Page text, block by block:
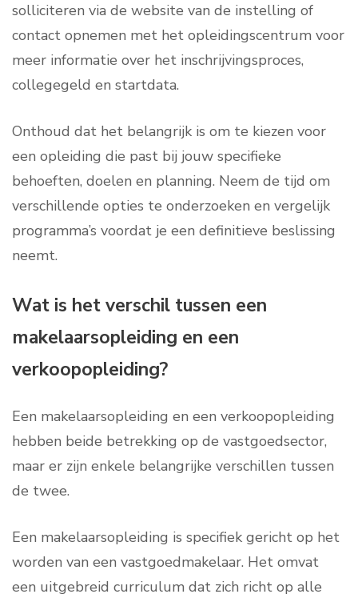
solliciteren via de website van de instelling of
contact opnemen met het opleidingscentrum voor
meer informatie over het inschrijvingsproces,
collegegeld en startdata.
Onthoud dat het belangrijk is om te kiezen voor
een opleiding die past bij jouw specifieke
behoeften, doelen en planning. Neem de tijd om
verschillende opties te onderzoeken en vergelijk
programma’s voordat je een definitieve beslissing
neemt.
Wat is het verschil tussen een
makelaarsopleiding en een
verkoopopleiding?
Een makelaarsopleiding en een verkoopopleiding
hebben beide betrekking op de vastgoedsector,
maar er zijn enkele belangrijke verschillen tussen
de twee.
Een makelaarsopleiding is specifiek gericht op het
worden van een vastgoedmakelaar. Het omvat
een uitgebreid curriculum dat zich richt op alle